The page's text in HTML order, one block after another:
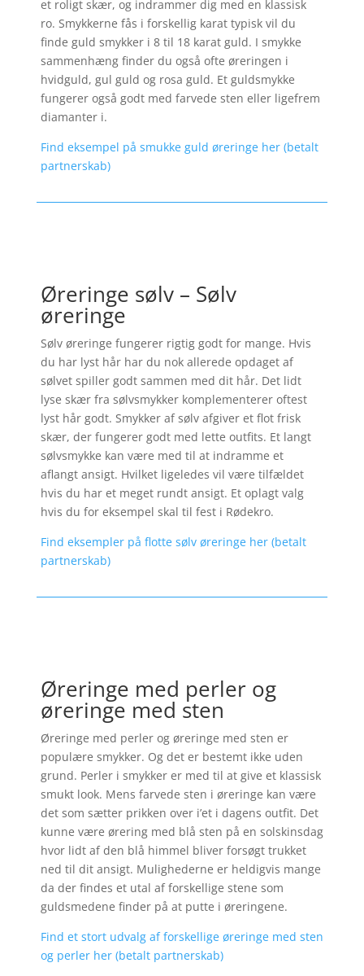
et roligt skær, og indrammer dig med en klassisk
ro. Smykkerne fås i forskellig karat typisk vil du
finde guld smykker i 8 til 18 karat guld. I smykke
sammenhæng finder du også ofte øreringen i
hvidguld, gul guld og rosa guld. Et guldsmykke
fungerer også godt med farvede sten eller ligefrem
diamanter i.
Find eksempel på smukke guld øreringe her (betalt
partnerskab)
Øreringe sølv – Sølv
øreringe
Sølv øreringe fungerer rigtig godt for mange. Hvis
du har lyst hår har du nok allerede opdaget af
sølvet spiller godt sammen med dit hår. Det lidt
lyse skær fra sølvsmykker komplementerer oftest
lyst hår godt. Smykker af sølv afgiver et flot frisk
skær, der fungerer godt med lette outfits. Et langt
sølvsmykke kan være med til at indramme et
aflangt ansigt. Hvilket ligeledes vil være tilfældet
hvis du har et meget rundt ansigt. Et oplagt valg
hvis du for eksempel skal til fest i Rødekro.
Find eksempler på flotte sølv øreringe her (betalt
partnerskab)
Øreringe med perler og
øreringe med sten
Øreringe med perler og øreringe med sten er
populære smykker. Og det er bestemt ikke uden
grund. Perler i smykker er med til at give et klassisk
smukt look. Mens farvede sten i øreringe kan være
det som sætter prikken over i’et i dagens outfit. Det
kunne være ørering med blå sten på en solskinsdag
hvor lidt af den blå himmel bliver forsøgt trukket
ned til dit ansigt. Mulighederne er heldigvis mange
da der findes et utal af forskellige stene som
guldsmedene finder på at putte i øreringene.
Find et stort udvalg af forskellige øreringe med sten
og perler her (betalt partnerskab)